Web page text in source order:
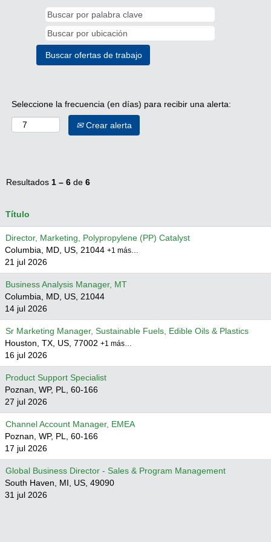
Seleccione la frecuencia (en días) para recibir una alerta:
Crear alerta
Resultados 1 – 6 de 6
Título
Director, Marketing, Polypropylene (PP) Catalyst
Columbia, MD, US, 21044 +1 más…
21 jul 2026
Business Analysis Manager, MT
Columbia, MD, US, 21044
14 jul 2026
Sr Marketing Manager, Sustainable Fuels, Edible Oils & Plastics
Houston, TX, US, 77002 +1 más…
16 jul 2026
Product Support Specialist
Poznan, WP, PL, 60-166
27 jul 2026
Channel Account Manager, EMEA
Poznan, WP, PL, 60-166
17 jul 2026
Global Business Director - Sales & Program Management
South Haven, MI, US, 49090
31 jul 2026